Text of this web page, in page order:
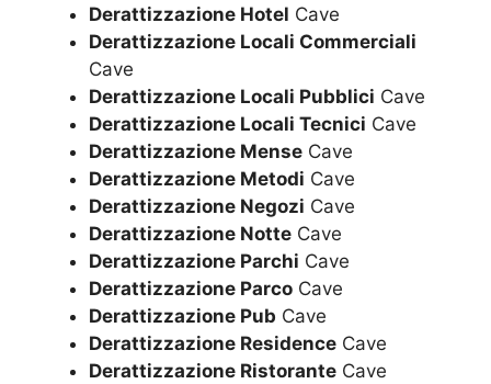
Derattizzazione Hotel Cave
Derattizzazione Locali Commerciali
Cave
Derattizzazione Locali Pubblici Cave
Derattizzazione Locali Tecnici Cave
Derattizzazione Mense Cave
Derattizzazione Metodi Cave
Derattizzazione Negozi Cave
Derattizzazione Notte Cave
Derattizzazione Parchi Cave
Derattizzazione Parco Cave
Derattizzazione Pub Cave
Derattizzazione Residence Cave
Derattizzazione Ristorante Cave